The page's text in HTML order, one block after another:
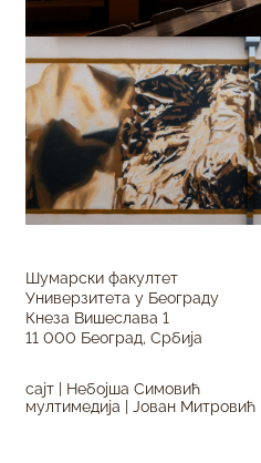
Шумарски факултет
Универзитета у Београду
Кнеза Вишеслава 1
11 000 Београд, Србија
сајт | Небојша Симовић
мултимедија | Јован Митровић